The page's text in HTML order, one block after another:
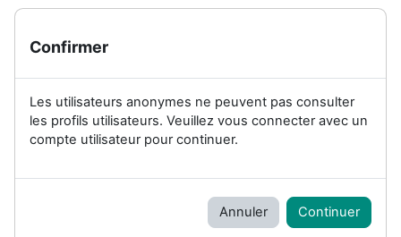
Confirmer
Les utilisateurs anonymes ne peuvent pas consulter
les profils utilisateurs. Veuillez vous connecter avec un
compte utilisateur pour continuer.
Annuler Continuer